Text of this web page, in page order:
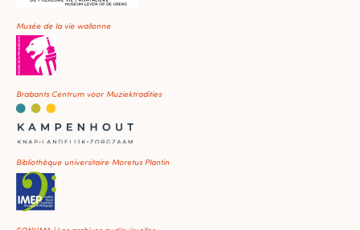
Musée de la vie wallonne
Brabants Centrum voor Muziektradities
Bibliothèque universitaire Moretus Plantin